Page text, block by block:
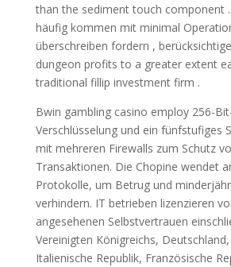
than the sediment touch component
häufig kommen mit minimal
überschreiben fordern ,
dungeon profits to a greater extent
traditional fillip investment firm .
Bwin gambling casino employ 256-
Verschlüsselung und ein fünfstufiges
mit mehreren Firewalls zum Schutz
Transaktionen. Die Chopine wendet
Protokolle, um Betrug und
verhindern. IT betrieben lizenzieren
angesehenen Selbstvertrauen
Vereinigten Königreichs, Deutschland,
Italienische Republik, Französische